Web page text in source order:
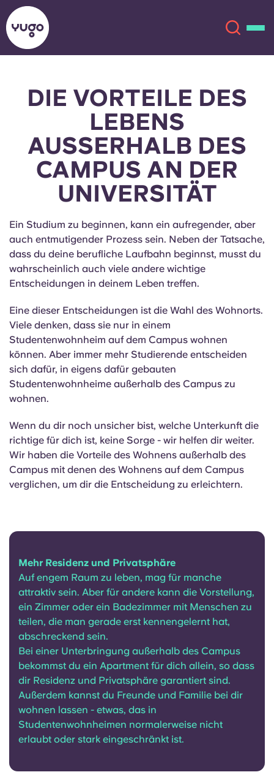
Über uns
Mehr
Konto Sprache
English (GB)
English (US)
Chinese
Español
Deutsch
Italian
Wähle ein Land aus
Wähle eine Stadt aus
Wähle eine Unterkunft aus
Anmelden
English (GB)
English (US)
Chinese Español
Català Deutsch
Italian French
DIE VORTEILE DES
LEBENS
AUSSERHALB DES
CAMPUS AN DER
UNIVERSITÄT
Ein Studium zu beginnen, kann ein aufregender, aber
auch entmutigender Prozess sein. Neben der Tatsache,
dass du deine berufliche Laufbahn beginnst, musst du
wahrscheinlich auch viele andere wichtige
Entscheidungen in deinem Leben treffen.
Eine dieser Entscheidungen ist die Wahl des Wohnorts.
Viele denken, dass sie nur in einem
Studentenwohnheim auf dem Campus wohnen
können. Aber immer mehr Studierende entscheiden
sich dafür, in eigens dafür gebauten
Studentenwohnheime außerhalb des Campus zu
wohnen.
Wenn du dir noch unsicher bist, welche Unterkunft die
richtige für dich ist, keine Sorge - wir helfen dir weiter.
Wir haben die Vorteile des Wohnens außerhalb des
Campus mit denen des Wohnens auf dem Campus
verglichen, um dir die Entscheidung zu erleichtern.
Mehr Residenz und Privatsphäre
Auf engem Raum zu leben, mag für manche
attraktiv sein. Aber für andere kann die Vorstellung,
ein Zimmer oder ein Badezimmer mit Menschen zu
teilen, die man gerade erst kennengelernt hat,
abschreckend sein.
Bei einer Unterbringung außerhalb des Campus
bekommst du ein Apartment für dich allein, so dass
dir Residenz und Privatsphäre garantiert sind.
Außerdem kannst du Freunde und Familie bei dir
wohnen lassen - etwas, das in
Studentenwohnheimen normalerweise nicht
erlaubt oder stark eingeschränkt ist.